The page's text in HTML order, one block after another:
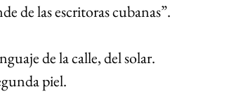
de las escritoras cubanas”.
de la calle, del solar.
piel.